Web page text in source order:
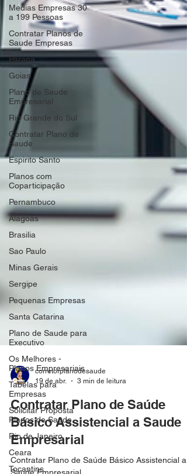
Medias Empresas 30
a 199 Pessoas
Contratar Planos de
Saude Empresas
Parana
Goias
Plano de Saude
Empresarial
Rio Grande do Sul
Contratar Plano de
Saude
Espirito Santo
Planos com
Coparticipação
Pernambuco
Alagoas
Brasilia
Sao Paulo
Minas Gerais
Sergipe
Pequenas Empresas
Santa Catarina
Plano de Saude para
Executivo
Os Melhores -
Planos Empresariais
Tabelas para
Empresas
Solicitar Proposta
Planos de Saude
Rio de Janeiro
Ceara
Tocantins
corretorplanodesaude
19 de abr.
3 min de leitura
Contratar Plano de Saúde
Básico Assistencial a Saude
Empresarial